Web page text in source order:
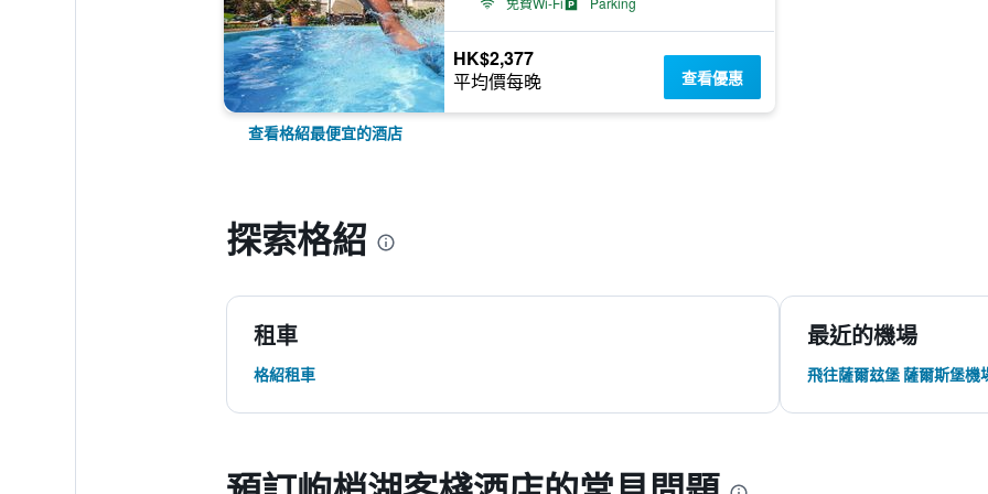
HK$2,377
平均價每晚 查看優惠
查看格紹最便宜的酒店
探索格紹
租車
格紹租車
最近的機場
飛往薩爾玆堡 薩爾斯堡機